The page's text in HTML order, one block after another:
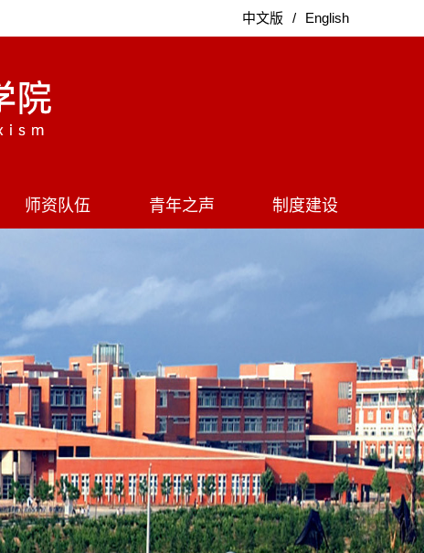
中文版 / English
师资队伍 青年之声 制度建设